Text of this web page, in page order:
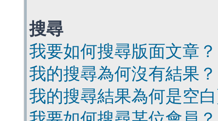
搜尋
我要如何搜尋版面文章？
我的搜尋為何沒有結果？
我的搜尋結果為何是空